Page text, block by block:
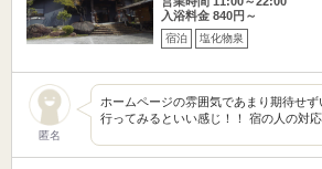
入浴料金 840円～
宿泊 塩化物泉
匿名
ホームページの雰囲気であまり期待せ
行ってみるといい感じ！！ 宿の人の対